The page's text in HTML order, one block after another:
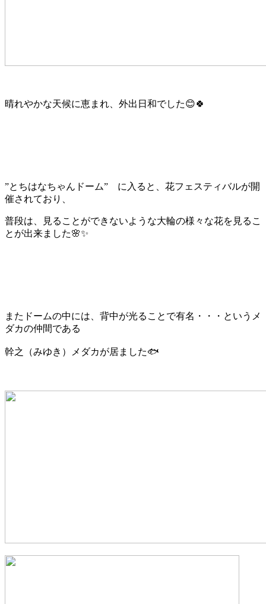
晴れやかな天候に恵まれ、外出日和でした😊🍀
”とちはなちゃんドーム” に入ると、花フェスティバルが開
催されており、
普段は、見ることができないような大輪の様々な花を見るこ
とが出来ました🌸✨
またドームの中には、背中が光ることで有名・・・というメ
ダカの仲間である
幹之（みゆき）メダカが居ました🐟